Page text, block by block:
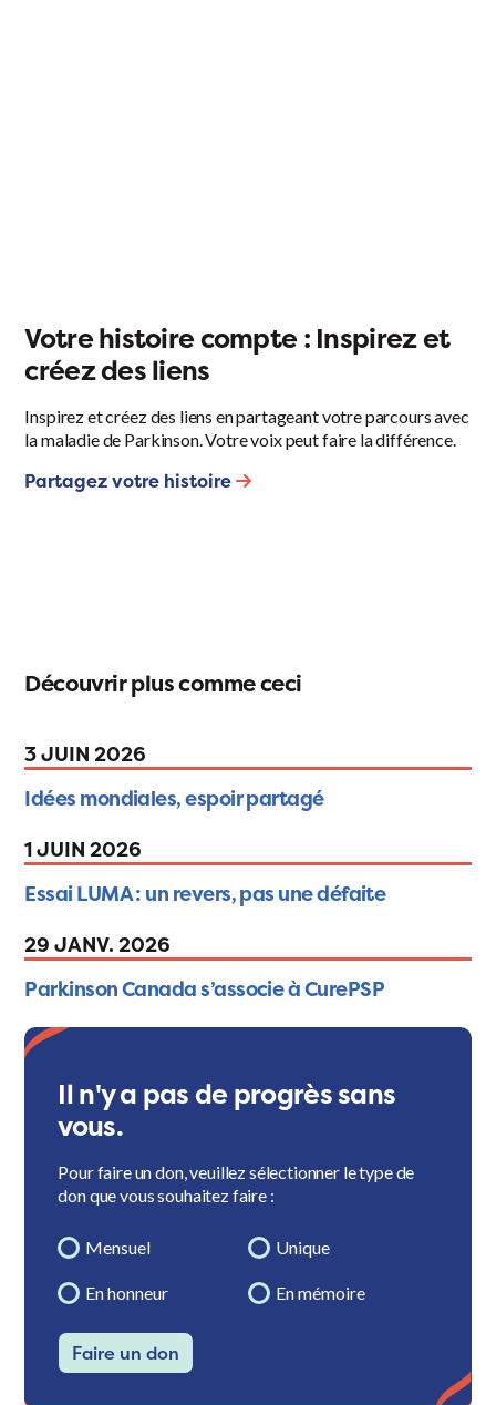
Votre histoire compte : Inspirez et
créez des liens
Inspirez et créez des liens en partageant votre parcours avec
la maladie de Parkinson. Votre voix peut faire la différence.
Partagez votre histoire
Découvrir plus comme ceci
3 JUIN 2026
Idées mondiales, espoir partagé
1 JUIN 2026
Essai LUMA : un revers, pas une défaite
29 JANV. 2026
Parkinson Canada s’associe à CurePSP
Il n'y a pas de progrès sans
vous.
Pour faire un don, veuillez sélectionner le type de
don que vous souhaitez faire :
Mensuel Unique
En honneur En mémoire
Faire un don